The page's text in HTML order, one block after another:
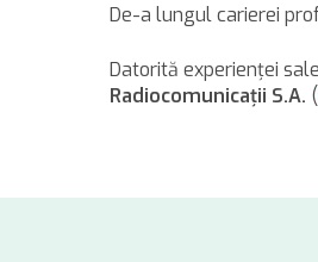
De-a lungul carierei
Datorită experienţei
Radiocomunicaţii S.A. (